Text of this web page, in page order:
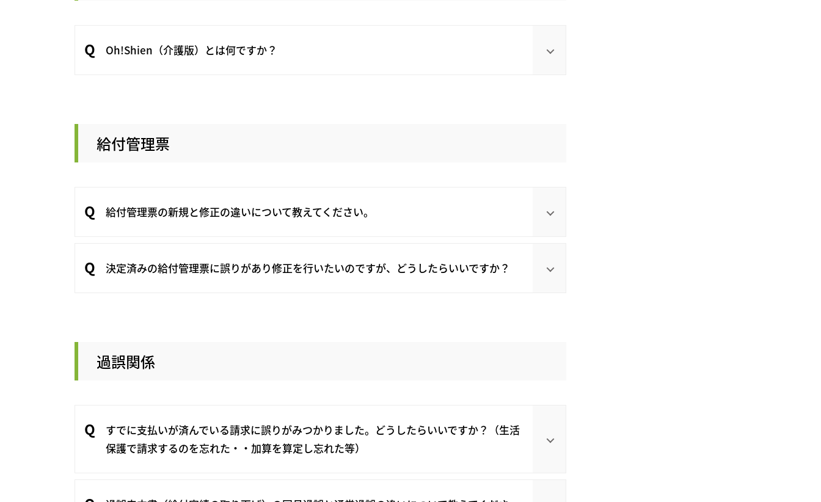
Oh!Shien（介護版）とは何ですか？
給付管理票
給付管理票の新規と修正の違いについて教えてください。
決定済みの給付管理票に誤りがあり修正を行いたいのですが、どうしたらいいですか？
過誤関係
すでに支払いが済んでいる請求に誤りがみつかりました。どうしたらいいですか？（生活
保護で請求するのを忘れた・・加算を算定し忘れた等）